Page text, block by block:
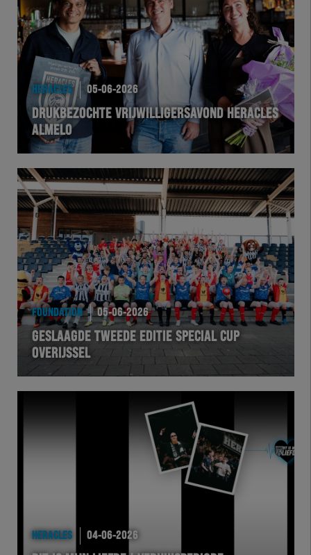
HERACLES 05-06-2026
DRUKBEZOCHTE VRIJWILLIGERSAVOND HERACLES
ALMELO
FOUNDATION 05-06-2026
GESLAAGDE TWEEDE EDITIE SPECIAL CUP
OVERIJSSEL
HERACLES 04-06-2026